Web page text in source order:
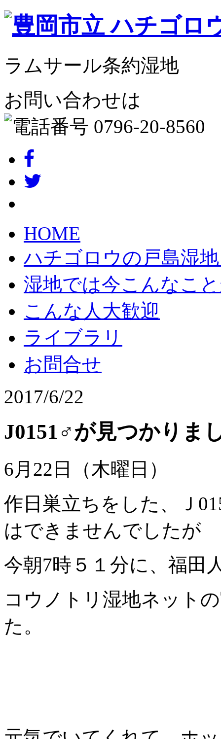
ラムサール条約湿地
お問い合わせは
HOME
ハチゴロウの戸島湿
湿地では今こんなこ
こんな人大歓迎
ライブラリ
お問合せ
2017/6/22
J0151♂が見つかりま
6月22日（木曜日）
作日巣立ちをした、Ｊ
はできませんでしたが
今朝7時５１分に、福田
コウノトリ湿地ネット
た。